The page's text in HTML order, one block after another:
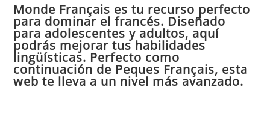
Monde Français es tu recurso perfecto
para dominar el francés. Diseñado
para adolescentes y adultos, aquí
podrás mejorar tus habilidades
lingüísticas. Perfecto como
continuación de Peques Français, esta
web te lleva a un nivel más avanzado.